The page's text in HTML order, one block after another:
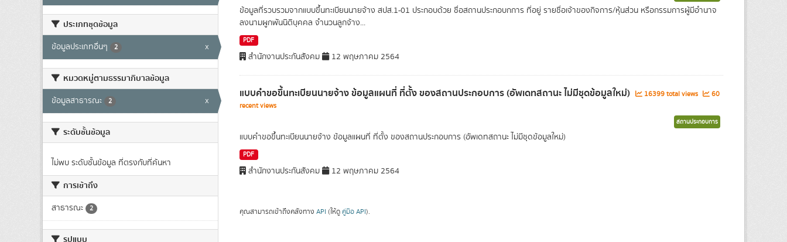
ประเภทชุดข้อมูล
ข้อมูลประเภทอื่นๆ 2 x
หมวดหมู่ตามธรรมาภิบาลข้อมูล
ข้อมูลสาธารณะ 2 x
ระดับชั้นข้อมูล
ไม่พบ ระดับชั้นข้อมูล ที่ตรงกับที่ค้นหา
การเข้าถึง
สาธารณะ 2
ข้อมูลที่รวบรวมจากแบบขึ้นทะเบียนนายจ้าง สปส.1-01 ประกอบด้วย ชื่อสถานประกอบกการ ที่อยู่ รายชื่อเจ้าของกิจการ/หุ้นส่วน หรือกรรมการผู้มีอำนาจ
ลงนามผูกพันนิติบุคคล จำนวนลูกจ้าง...
PDF
สำนักงานประกันสังคม 12 พฤษภาคม 2564
แบบคำขอขึ้นทะเบียนนายจ้าง ข้อมูลแผนที่ ที่ตั้ง ของสถานประกอบการ (อัพเดทสถานะ ไม่มีชุดข้อมูลใหม่) 16399 total views
60
recent views
สถานประกอบการ
แบบคำขอขึ้นทะเบียนนายจ้าง ข้อมูลแผนที่ ที่ตั้ง ของสถานประกอบการ (อัพเดทสถานะ ไม่มีชุดข้อมูลใหม่)
PDF
สำนักงานประกันสังคม 12 พฤษภาคม 2564
คุณสามารถเข้าถึงคลังทาง API (ให้ดู คู่มือ API).